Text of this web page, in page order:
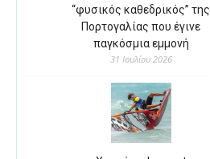
“φυσικός καθεδρικός” της
Πορτογαλίας που έγινε
παγκόσμια εμμονή
31 Ιουλίου 2026